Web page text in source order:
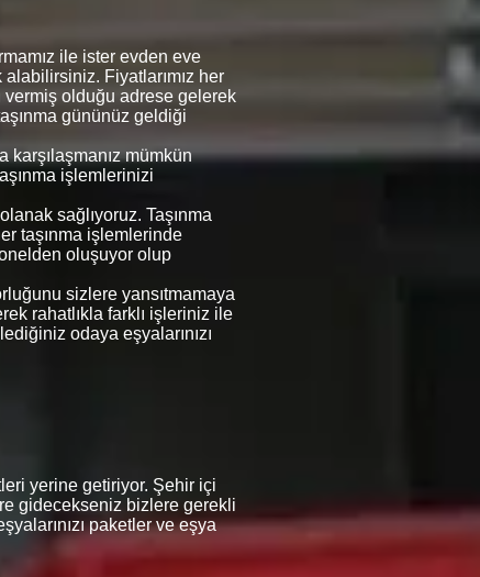
ile ister evden eve
Fiyatlarımız her
olduğu adrese gelerek
gününüz geldiği
karşılaşmanız mümkün
işlemlerinizi
sağlıyoruz. Taşınma
taşınma işlemlerinde
oluşuyor olup
sizlere yansıtmamaya
rahatlıkla farklı işleriniz ile
odaya eşyalarınızı
yerine getiriyor. Şehir içi
gidecekseniz bizlere gerekli
paketler ve eşya